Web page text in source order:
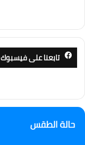
تابعنا على فيسبوك
حالة الطقس